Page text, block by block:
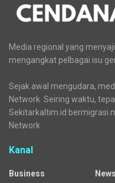
Media regional yang
mengangkat pelbagai isu
Sejak awal mengudara,
Network. Seiring waktu,
Sekitarkaltim.id bermigrasi
Network.
Kanal
Business
News